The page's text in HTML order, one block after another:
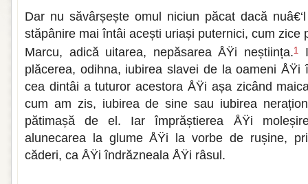
Dar nu săvârșește omul niciun păcat dacă
stăpânire mai întâi acești uriași puternici, cum zice
Marcu, adică uitarea, nepăsarea ÅŸi neștiința.1
plăcerea, odihna, iubirea slavei de la oameni ÅŸi
cea dintâi a tuturor acestora ÅŸi așa zicând
cum am zis, iubirea de sine sau iubirea
pătimașă de el. Iar împrăștierea ÅŸi
alunecarea la glume ÅŸi la vorbe de rușine,
căderi, ca ÅŸi îndrăzneala ÅŸi râsul.